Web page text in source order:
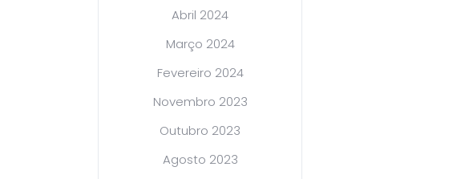
Abril 2024
Março 2024
Fevereiro 2024
Novembro 2023
Outubro 2023
Agosto 2023